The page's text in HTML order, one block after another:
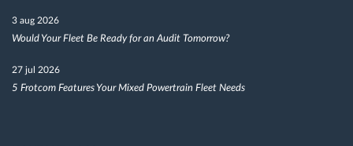
3 aug 2026
Would Your Fleet Be Ready for an Audit Tomorrow?
27 jul 2026
5 Frotcom Features Your Mixed Powertrain Fleet Needs